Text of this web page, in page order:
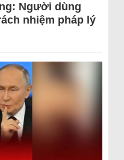
Người dùng
nhiệm pháp lý